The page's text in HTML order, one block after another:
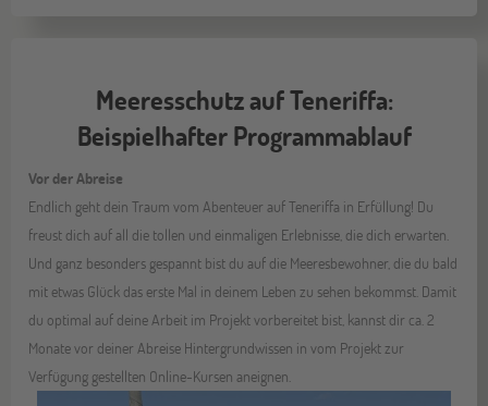
Meeresschutz auf Teneriffa:
Beispielhafter Programmablauf
Vor der Abreise
Endlich geht dein Traum vom Abenteuer auf Teneriffa in Erfüllung! Du
freust dich auf all die tollen und einmaligen Erlebnisse, die dich erwarten.
Und ganz besonders gespannt bist du auf die Meeresbewohner, die du bald
mit etwas Glück das erste Mal in deinem Leben zu sehen bekommst. Damit
du optimal auf deine Arbeit im Projekt vorbereitet bist, kannst dir ca. 2
Monate vor deiner Abreise Hintergrundwissen in vom Projekt zur
Verfügung gestellten Online-Kursen aneignen.